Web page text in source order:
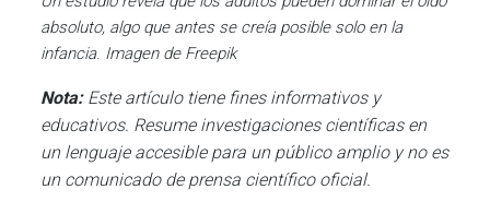
absoluto, algo que antes se creía posible solo en la
infancia. Imagen de Freepik
Nota:Este artículo tiene fines informativos y
educativos. Resume investigaciones científicas en
un lenguaje accesible para un público amplio y no es
un comunicado de prensa científico oficial.